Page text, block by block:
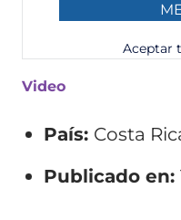
Aceptar
Video
País: Costa
Publicado en: